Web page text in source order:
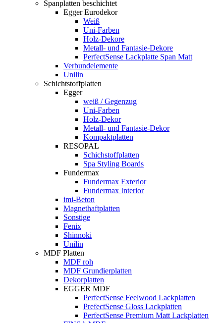
Spanplatten beschichtet
Egger Eurodekor
Weiß
Uni-Farben
Holz-Dekore
Metall- und Fantasie-Dekore
PerfectSense Lackplatte Span Matt
Verbundelemente
Unilin
Schichtstoffplatten
Egger
weiß / Gegenzug
Uni-Farben
Holz-Dekor
Metall- und Fantasie-Dekor
Kompaktplatten
RESOPAL
Schichstoffplatten
Spa Styling Boards
Fundermax
Fundermax Exterior
Fundermax Interior
imi-Beton
Magnethaftplatten
Sonstige
Fenix
Shinnoki
Unilin
MDF Platten
MDF roh
MDF Grundierplatten
Dekorplatten
EGGER MDF
PerfectSense Feelwood Lackplatten
PrefectSense Gloss Lackplatten
PerfectSense Premium Matt Lackplatten